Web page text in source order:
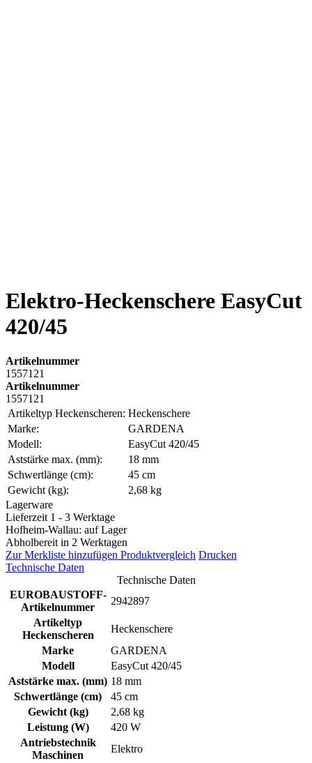
Elektro-Heckenschere EasyCut
420/45
Artikelnummer
1557121
Artikelnummer
1557121
Artikeltyp Heckenscheren: Heckenschere
Marke:
GARDENA
Modell:
EasyCut 420/45
Aststärke max. (mm):
18 mm
Schwertlänge (cm):
45 cm
Gewicht (kg):
2,68 kg
Lagerware
Lieferzeit 1 - 3 Werktage
Hofheim-Wallau: auf Lager
Abholbereit in 2 Werktagen
Zur Merkliste hinzufügen Produktvergleich Drucken
Technische Daten
Technische Daten
EUROBAUSTOFF-
Artikelnummer
2942897
Artikeltyp
Heckenscheren
Heckenschere
Marke
GARDENA
Modell
EasyCut 420/45
Aststärke max. (mm) 18 mm
Schwertlänge (cm)
45 cm
Gewicht (kg)
2,68 kg
Leistung (W)
420 W
Antriebstechnik
Maschinen
Elektro